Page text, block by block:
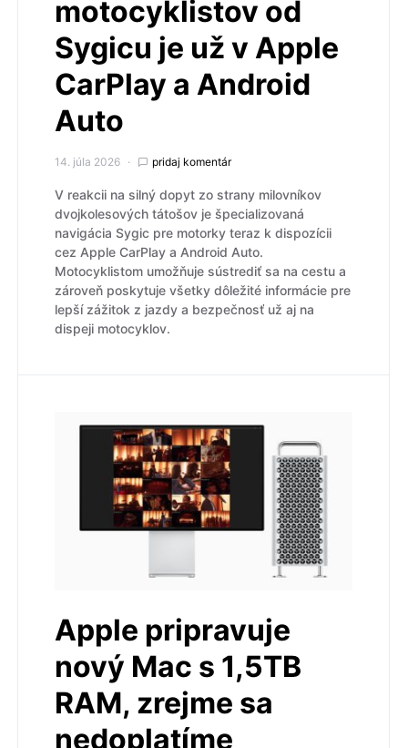
motocyklistov od
Sygicu je už v Apple
CarPlay a Android
Auto
14. júla 2026 pridaj komentár
V reakcii na silný dopyt zo strany milovníkov
dvojkolesových tátošov je špecializovaná
navigácia Sygic pre motorky teraz k dispozícii
cez Apple CarPlay a Android Auto.
Motocyklistom umožňuje sústrediť sa na cestu a
zároveň poskytuje všetky dôležité informácie pre
lepší zážitok z jazdy a bezpečnosť už aj na
dispeji motocyklov.
Apple pripravuje
nový Mac s 1,5TB
RAM, zrejme sa
nedoplatíme